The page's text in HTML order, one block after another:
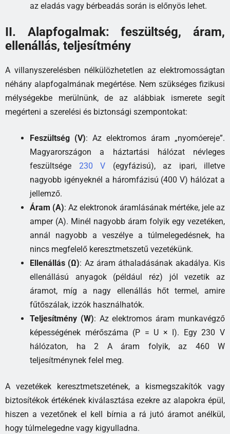
az eladás vagy bérbeadás során is előnyös lehet.
II. Alapfogalmak: feszültség, áram,
ellenállás, teljesítmény
A villanyszerelésben nélkülözhetetlen az elektromosságtan
néhány alapfogalmának megértése. Nem szükséges fizikusi
mélységekbe merülnünk, de az alábbiak ismerete segít
megérteni a szerelési és biztonsági szempontokat:
Feszültség (V): Az elektromos áram „nyomóereje”.
Magyarországon a háztartási hálózat névleges
feszültsége 230 V (egyfázisú), az ipari, illetve
nagyobb igényeknél a háromfázisú (400 V) hálózat a
jellemző.
Áram (A): Az elektronok áramlásának mértéke, jele az
amper (A). Minél nagyobb áram folyik egy vezetéken,
annál nagyobb a veszélye a túlmelegedésnek, ha
nincs megfelelő keresztmetszetű vezetékünk.
Ellenállás (Ω): Az áram áthaladásának akadálya. Kis
ellenállású anyagok (például réz) jól vezetik az
áramot, míg a nagy ellenállás hőt termel, amire
fűtőszálak, izzók használhatók.
Teljesítmény (W): Az elektromos áram munkavégző
képességének mérőszáma (P = U × I). Egy 230 V
hálózaton, ha 2 A áram folyik, az 460 W
teljesítménynek felel meg.
A vezetékek keresztmetszetének, a kismegszakítók vagy
biztosítékok értékének kiválasztása ezekre az alapokra épül,
hiszen a vezetőnek el kell bírnia a rá jutó áramot anélkül,
hogy túlmelegedne vagy kigyulladna.